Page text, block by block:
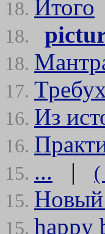
18. Итого
18.
18.
17.
16. Из
16.
15. ... | (
15. Новый
15. happy